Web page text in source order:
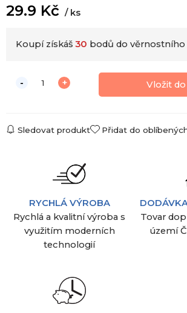
29.9 Kč ks
Koupí získáš 30 bodů do
Sledovat produkt Přidat do
RYCHLÁ VÝROBA
Rychlá a kvalitní výroba s
využitím moderních
technologií
Tovar
území